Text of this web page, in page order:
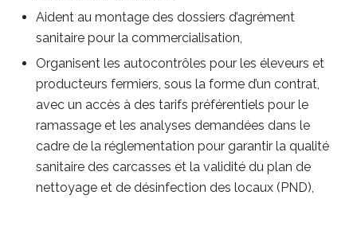
Aident au montage des dossiers d’agrément
sanitaire pour la commercialisation,
Organisent les autocontrôles pour les éleveurs et
producteurs fermiers, sous la forme d’un contrat,
avec un accès à des tarifs préférentiels pour le
ramassage et les analyses demandées dans le
cadre de la réglementation pour garantir la qualité
sanitaire des carcasses et la validité du plan de
nettoyage et de désinfection des locaux (PND),